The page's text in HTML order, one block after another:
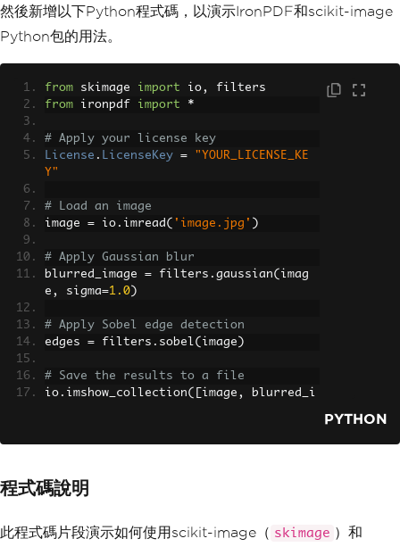
然後新增以下Python程式碼，以演示IronPDF和scikit-image
Python包的用法。
from skimage import io,
filters
from ironpdf import *
# Apply your license key
License . LicenseKey =
"YOUR_LICENSE_KE
Y"
# Load an image
image = io . imread ( 'image.jpg' )
# Apply Gaussian blur
blurred_image = filters . gaussian( imag
e , sigma=1.0 )
# Apply Sobel edge detection
edges = filters . sobel( image )
# Save the results to a file
io . imshow_collection([ image ,
blurred_i
ument
ImageToPdfConverter
e.pdf")
PYTHON
程式碼說明
此程式碼片段演示如何使用scikit-image（ skimage ）和